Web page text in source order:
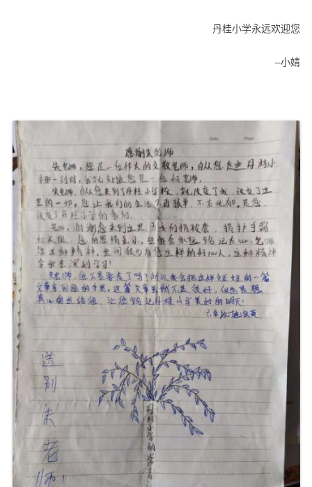
丹桂小学永远欢迎您
–小婧